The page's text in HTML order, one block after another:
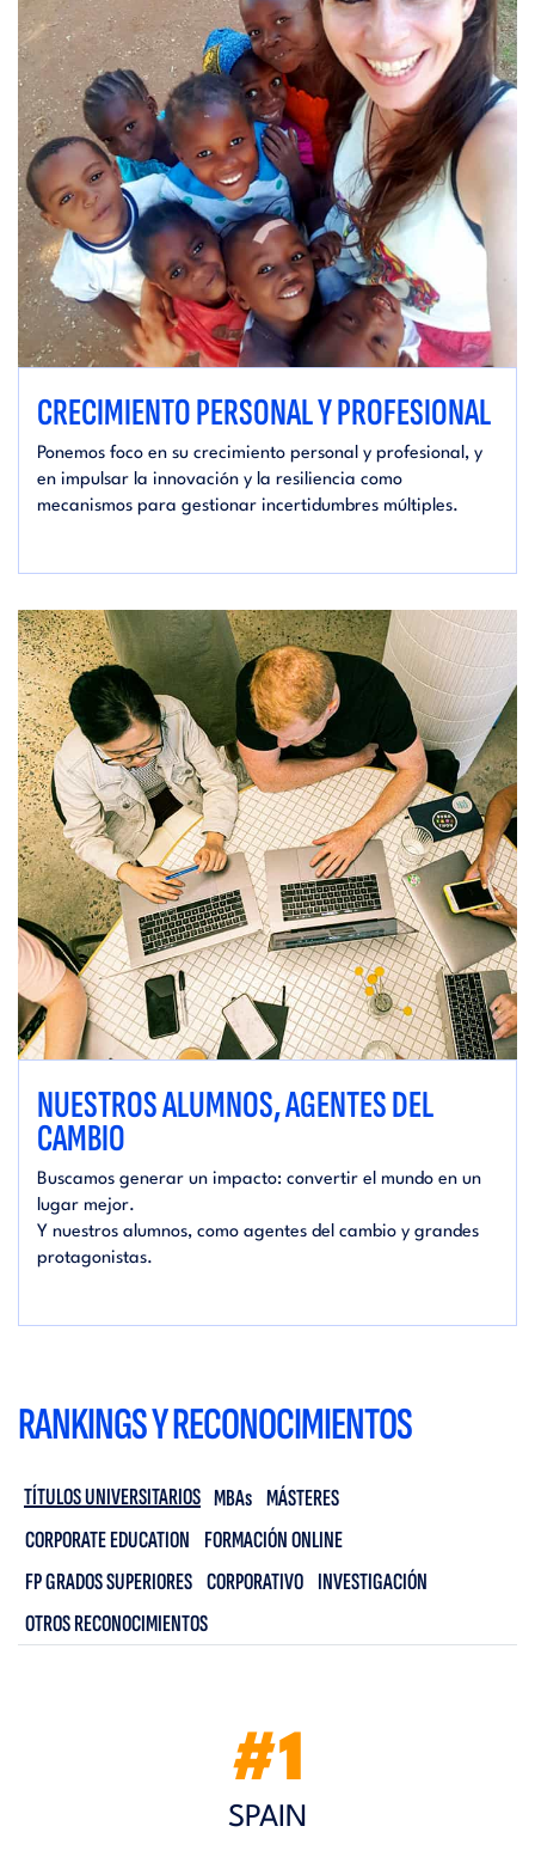
CRECIMIENTO PERSONAL Y PROFESIONAL
Ponemos foco en su crecimiento personal y profesional, y
en impulsar la innovación y la resiliencia como
mecanismos para gestionar incertidumbres múltiples.
NUESTROS ALUMNOS, AGENTES DEL
CAMBIO
Buscamos generar un impacto: convertir el mundo en un
lugar mejor.
Y nuestros alumnos, como agentes del cambio y grandes
protagonistas.
RANKINGS Y RECONOCIMIENTOS
TÍTULOS UNIVERSITARIOS MBAs MÁSTERES
CORPORATE EDUCATION FORMACIÓN ONLINE
FP GRADOS SUPERIORES CORPORATIVO INVESTIGACIÓN
OTROS RECONOCIMIENTOS
#1
SPAIN